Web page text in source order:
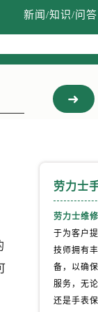
新闻/知识/问答
劳力士
劳力士维
于为客户
技师拥有
备，以确
服务，无
还是手表